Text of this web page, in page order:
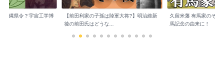
利家の子孫は陸軍大将?】明治維新
久留米藩 有馬家のその後 競馬の祭典 有
馬記念の由来に！
井伊直弼
切るも子孫